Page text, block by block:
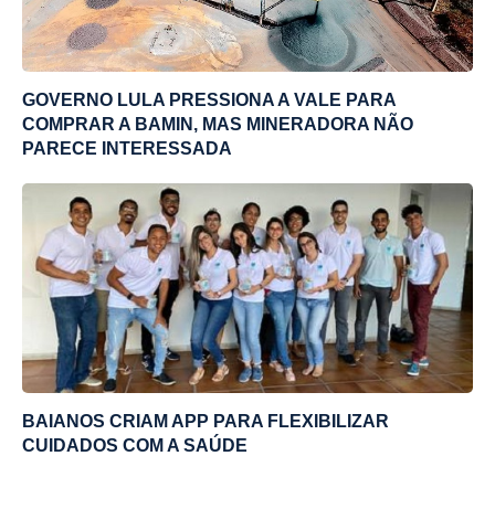
GOVERNO LULA PRESSIONA A VALE PARA
COMPRAR A BAMIN, MAS MINERADORA NÃO
PARECE INTERESSADA
BAIANOS CRIAM APP PARA FLEXIBILIZAR
CUIDADOS COM A SAÚDE